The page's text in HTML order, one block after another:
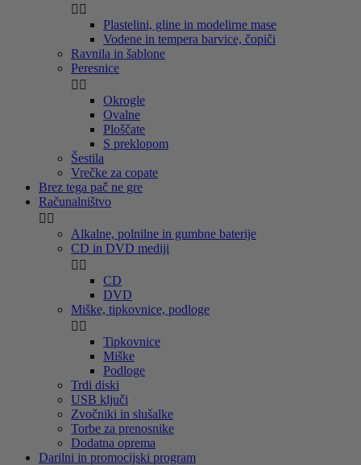
 
Plastelini, gline in modelirne mase
Vodene in tempera barvice, čopiči
Ravnila in šablone
Peresnice
 
Okrogle
Ovalne
Ploščate
S preklopom
Šestila
Vrečke za copate
Brez tega pač ne gre
Računalništvo
 
Alkalne, polnilne in gumbne baterije
CD in DVD mediji
 
CD
DVD
Miške, tipkovnice, podloge
 
Tipkovnice
Miške
Podloge
Trdi diski
USB ključi
Zvočniki in slušalke
Torbe za prenosnike
Dodatna oprema
Darilni in promocijski program